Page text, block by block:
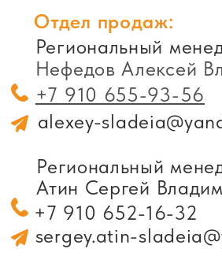
392029, Россия,
Тамбовская область, г.
Тамбов, ул. Бастионная,
7Л
Вафли в индивидуальной упаковке
Мармелад в индивидуальной упаковке
Вафли весовые
Мармелад весовой